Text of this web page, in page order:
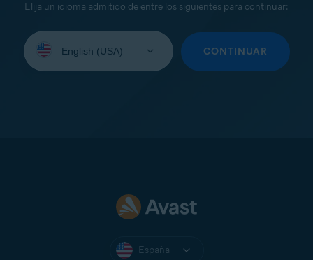
Elija un idioma admitido de entre los siguientes para continuar:
su
CONTINUAR
España